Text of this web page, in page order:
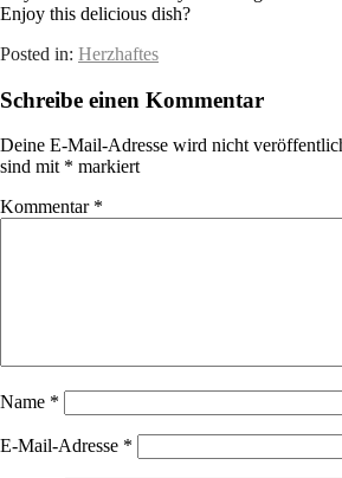
Enjoy this delicious dish?
Posted in: Herzhaftes
Schreibe einen Kommentar
Deine E-Mail-Adresse wird nicht
sind mit * markiert
Kommentar *
Name *
E-Mail-Adresse *